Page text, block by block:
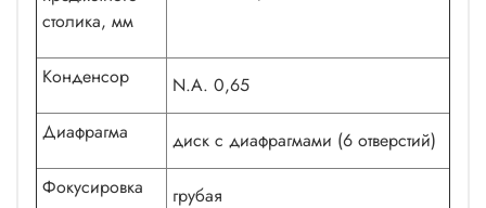
столика, мм
Конденсор
N.A. 0,65
Диафрагма
диск с диафрагмами (6 отверстий)
Фокусировка
грубая